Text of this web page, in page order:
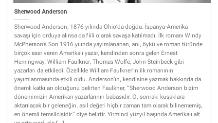
Sherwood Anderson
Sherwood Anderson, 1876 yılında Ohio’da doğdu. İspanya-Amerika
savaşı için orduya alınsa da fiili olarak savaşa katılmadı. İlk romanı Windy
McPherson’s Son 1916 yılında yayımlananan, anı, öykü ve roman türünde
birçok eser veren Amerikalı yazar, kendinden sonra gelen Ernest
Hemingway, William Faulkner, Thomas Wolfe, John Steinbeck gibi
yazarları da etkiledi. Özellikle William Faulkner’ın ilk romanının
yayımlanmasında etkili oldu. Anderson’ın, kendisine yazmak hakkında da
önemli katkıları olduğunu belirten Faulkner, “Sherwood Anderson bizim
dönemimizin Amerikan yazarlarının babasıdır. O, sonraki kuşaklara
aktarılacak bir geleneğin, asıl değeri hiçbir zaman tam olarak bilinememiş,
en önemli temsilcisidir.” diye belirtir. Yirminci yüzyıl başında Amerikalı alt